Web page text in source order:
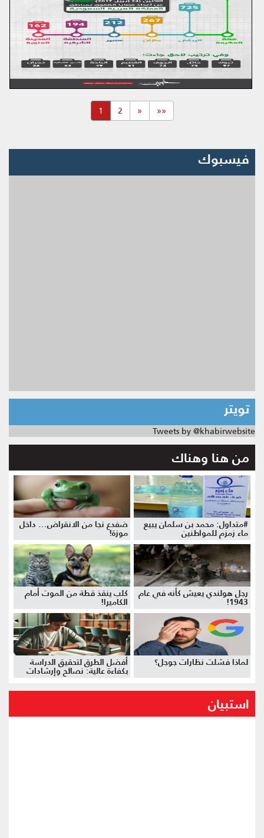
1 2 « ««
فيسبوك
تويتر
Tweets by @khabirwebsite
من هنا وهناك
#متداول: محمد بن سلمان يبيع
ماء زمزم للمواطنين
ضفدع نجا من الانقراض... داخل
موزة!
رجل هولندي يعيش كأنه في عام
1943!
كلب ينقذ قطة من الموت أمام
الكاميرا!
لماذا فشلت نظارات جوجل؟ أفضل الطرق لتحقيق الدراسة
بكفاءة عالية: نصائح وإرشادات
استبيان